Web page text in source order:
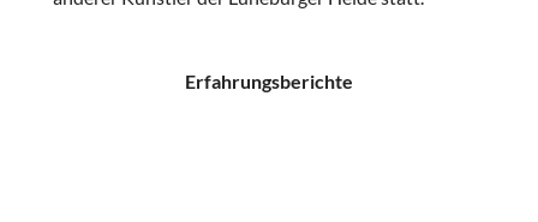
Erfahrungsberichte